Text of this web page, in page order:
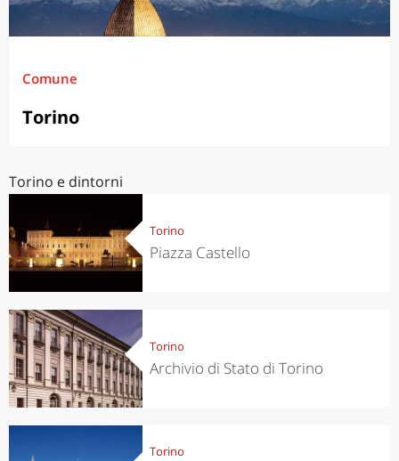
Comune
Torino
Torino e dintorni
Torino
Piazza Castello
Torino
Archivio di Stato di Torino
Torino